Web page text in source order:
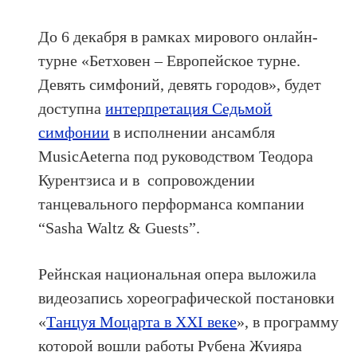
До 6 декабря в рамках мирового онлайн-
турне «Бетховен – Европейское турне.
Девять симфоний, девять городов», будет
доступнаинтерпретация Седьмой
симфонии в исполнении ансамбля
MusicAeterna под руководством Теодора
Курентзиса и в сопровождении
танцевального перформанса компании
“Sasha Waltz & Guests”.
Рейнская национальная опера выложила
видеозапись хореографической постановки
«Танцуя Моцарта в XXI веке», в программу
которой вошли работы Рубена Жуияра